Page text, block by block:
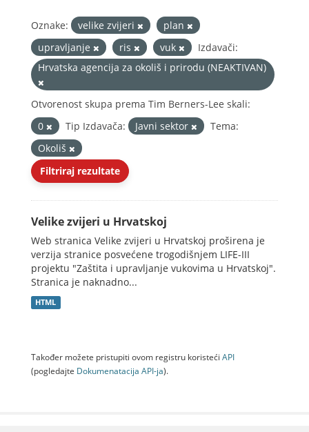
Oznake: velike zvijeri
plan
upravljanje
ris vuk
Izdavači:
Hrvatska agencija za okoliš i prirodu (NEAKTIVAN)
Otvorenost skupa prema Tim Berners-Lee skali:
0
Tip Izdavača: Javni sektor
Tema:
Okoliš
Filtriraj rezultate
Velike zvijeri u Hrvatskoj
Web stranica Velike zvijeri u Hrvatskoj proširena je
verzija stranice posvećene trogodišnjem LIFE-III
projektu "Zaštita i upravljanje vukovima u Hrvatskoj".
Stranica je naknadno...
HTML
Također možete pristupiti ovom registru koristeći API
(pogledajte Dokumenаtаcijа API-jа).